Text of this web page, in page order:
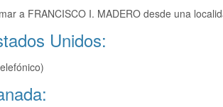
a FRANCISCO I. MADERO desde una
Unidos: